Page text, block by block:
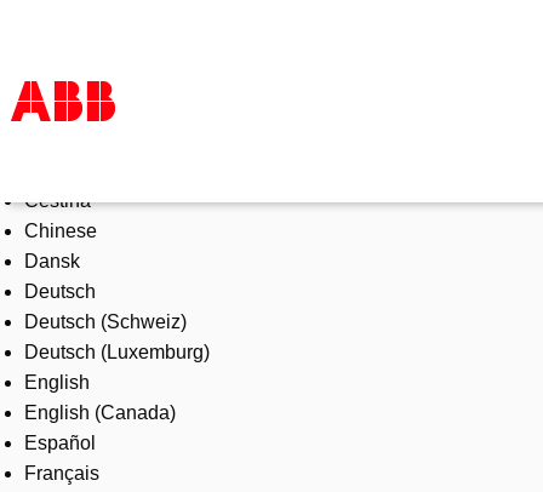
Products & Solutions
Industries
Services
About us
Where to buy
Contact us
Careers
Čeština
Chinese
Dansk
Deutsch
Deutsch (Schweiz)
Deutsch (Luxemburg)
English
English (Canada)
Español
Français